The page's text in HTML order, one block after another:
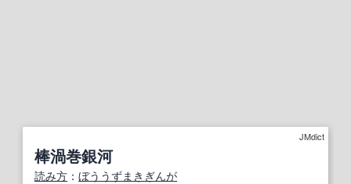
JMdict
棒渦巻銀河
読み方 ： ぼううずまきぎんが